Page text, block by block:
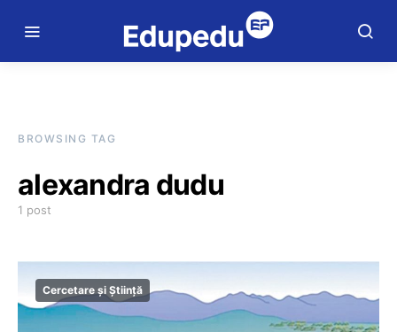
BROWSING TAG
alexandra dudu
1 post
Cercetare și Știință